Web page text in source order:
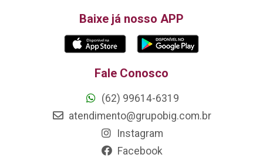
Baixe já nosso APP
Fale Conosco
(62) 99614-6319
atendimento@grupobig.com.br
Instagram
Facebook